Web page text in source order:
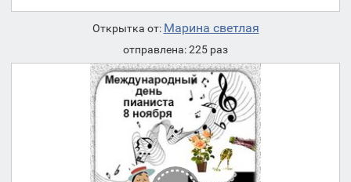
Открытка от: Марина светлая
отправлена: 225 раз